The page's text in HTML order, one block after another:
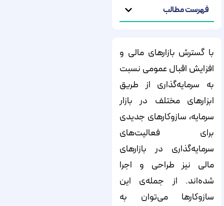
فهرست مطالب
با گسترش بازارهای مالی و
افزایش اقبال عمومی نسبت
به سرمایه‌‌‌‌‌‌‌‌‌‌‌‌‌‌‌‌‌‌‌‌‌‌‌‌‌‌‌‌‌‌‌‌‌‌‌‌‌‌‌‌‌‌‌‌‌‌‌‌‌‌‌‌‌‌‌‌‌گذاری از طریق
ابزارهای مختلف در بازار
سرمایه، سازوکارهای جدیدی
برای فعالیت‌‌‌‌‌‌‌‌‌‌‌‌‌‌‌‌‌‌‌‌‌‌‌‌‌‌‌‌‌‌‌‌‌‌‌‌‌‌‌‌‌‌‌‌‌‌‌‌‌‌‌‌‌‌‌‌‌های
سرمایه‌‌‌‌‌‌‌‌‌‌‌‌‌‌‌‌‌‌‌‌‌‌‌‌‌‌‌‌‌‌‌‌‌‌‌‌‌‌‌‌‌‌‌‌‌‌‌‌‌‌‌‌‌‌‌‌‌گذاری در بازارهای
مالی نیز طراحی و اجرا
شده‌‌‌‌‌‌‌‌‌‌‌‌‌‌‌‌‌‌‌‌‌‌‌‌‌‌‌‌‌‌‌‌‌‌‌‌‌‌‌‌‌‌‌‌‌‌‌‌‌‌‌‌‌‌‌‌‌اند. از جمله‌‌‌‌‌‌‌‌‌‌‌‌‌‌‌‌‌‌‌‌‌‌‌‌‌‌‌‌‌‌‌‌‌‌‌‌‌‌‌‌‌‌‌‌‌‌‌‌‌‌‌‌‌‌‌‌‌ی این
سازوکارها می‌‌‌‌‌‌‌‌‌‌‌‌‌‌‌‌‌‌‌‌‌‌‌‌‌‌‌‌‌‌‌‌‌‌‌‌‌‌‌‌‌‌‌‌‌‌‌‌‌‌‌‌‌‌‌‌‌توان به